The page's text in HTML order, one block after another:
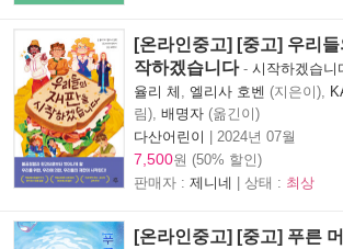
[온라인중고] [중고] 우리들
작하겠습니다- 시작하겠습니
율리 체
엘리사 호벤 (지은이),
림), 배명자 (옮긴이)
다산어린이 | 2024년 07월
7,500원 (50% 할인)
판매자 : 제니네 | 상태 : 최상
[온라인중고] [중고] 푸른